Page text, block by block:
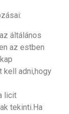
áltálános
az estben
kell adni,hogy
licit
tekinti.Ha